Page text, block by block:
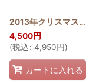
2013年クリスマスタペストリー ククイ
4,500円
(税込: 4,950円)
カートに入れる